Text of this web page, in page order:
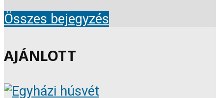
Összes bejegyzés
AJÁNLOTT